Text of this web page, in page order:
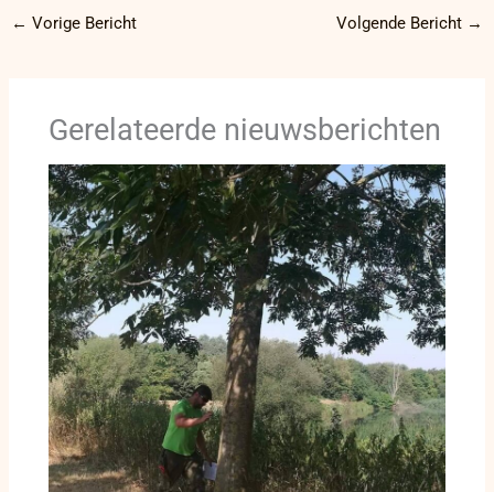
← Vorige Bericht Volgende Bericht →
Gerelateerde nieuwsberichten